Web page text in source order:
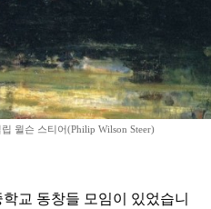
윌슨 스티어(Philip Wilson Steer)
교 동창들 모임이 있었습니